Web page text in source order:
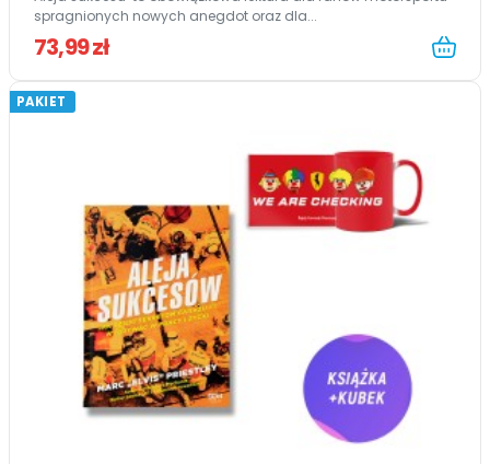
spragnionych nowych anegdot oraz dla...
73,99 zł
PAKIET